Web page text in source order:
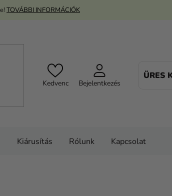
TOVÁBBI INFORMÁCIÓK
Kedvenc Bejelentkezés
ÜRES
Kiárusítás Rólunk Kapcsolat